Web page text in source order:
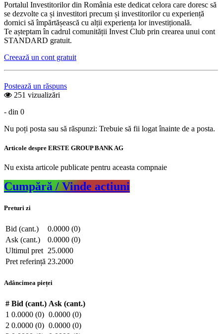
Portalul Investitorilor din România este dedicat celora care doresc să
se dezvolte ca și investitori precum și investitorilor cu experiență
dornici să împărtășească cu alții experiența lor investițională.
Te așteptam în cadrul comunității Invest Club prin crearea unui cont
STANDARD gratuit.
Creează un cont gratuit
Postează un răspuns
251 vizualizări
- din 0
Nu poți posta sau să răspunzi: Trebuie să fii logat înainte de a posta.
Articole despre ERSTE GROUP BANK AG
Nu exista articole publicate pentru aceasta compnaie
Cumpără / Vinde actiuni
Preturi zi
Bid (cant.)
0.0000 (0)
Ask (cant.)
0.0000 (0)
Ultimul pret 25.0000
Pret referință 23.2000
Adâncimea pieței
# Bid (cant.) Ask (cant.)
1 0.0000 (0) 0.0000 (0)
2 0.0000 (0) 0.0000 (0)